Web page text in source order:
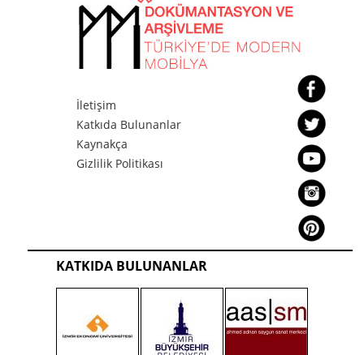
İletişim
Katkıda Bulunanlar
Kaynakça
Gizlilik Politikası
KATKIDA BULUNANLAR